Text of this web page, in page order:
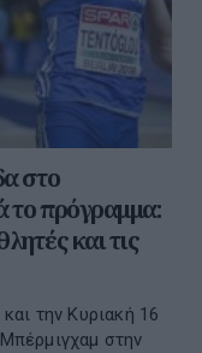
στο
το πρόγραμμα:
και τις
την Κυριακή 16
στην